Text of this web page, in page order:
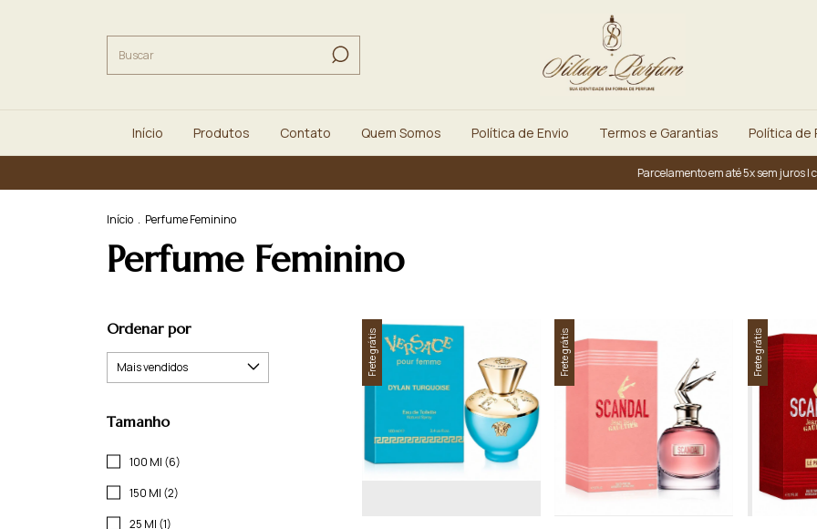
Início Produtos Contato Quem Somos Política de Envio Termos e Garantias Política de
Parcelamento em até 5x sem juros | cupom:
Início . Perfume Feminino
Perfume Feminino
Ordenar por
Tamanho
100 Ml (6)
150 Ml (2)
25 Ml (1)
Frete grátis Frete grátis Frete grátis